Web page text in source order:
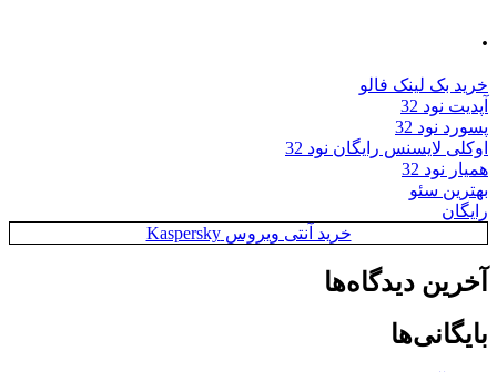
.
خرید بک لینک فالو
آپدیت نود 32
پسورد نود 32
اوکلی لایسنس رایگان نود 32
همیار نود 32
بهترین سئو
رایگان
خرید آنتی ویروس Kaspersky
آخرین دیدگاه‌ها
بایگانی‌ها